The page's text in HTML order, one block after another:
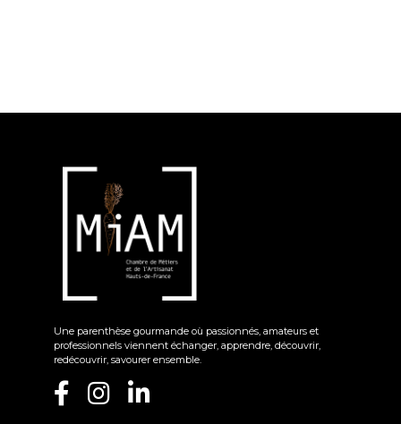
Une parenthèse gourmande où passionnés, amateurs et
professionnels viennent échanger, apprendre, découvrir,
redécouvrir, savourer ensemble.